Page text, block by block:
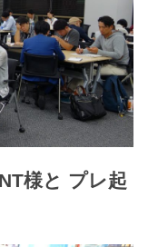
様と プレ起